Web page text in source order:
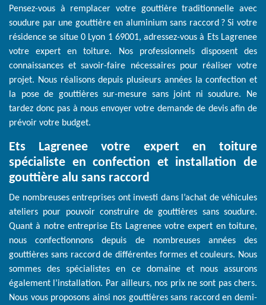
Pensez-vous à remplacer votre gouttière traditionnelle avec
soudure par une gouttière en aluminium sans raccord ? Si votre
résidence se situe 0 Lyon 1 69001, adressez-vous à Ets Lagrenee
votre expert en toiture. Nos professionnels disposent des
connaissances et savoir-faire nécessaires pour réaliser votre
projet. Nous réalisons depuis plusieurs années la confection et
la pose de gouttières sur-mesure sans joint ni soudure. Ne
tardez donc pas à nous envoyer votre demande de devis afin de
prévoir votre budget.
Ets Lagrenee votre expert en toiture
spécialiste en confection et installation de
gouttière alu sans raccord
De nombreuses entreprises ont investi dans l’achat de véhicules
ateliers pour pouvoir construire de gouttières sans soudure.
Quant à notre entreprise Ets Lagrenee votre expert en toiture,
nous confectionnons depuis de nombreuses années des
gouttières sans raccord de différentes formes et couleurs. Nous
sommes des spécialistes en ce domaine et nous assurons
également l’installation. Par ailleurs, nos prix ne sont pas chers.
Nous vous proposons ainsi nos gouttières sans raccord en demi-